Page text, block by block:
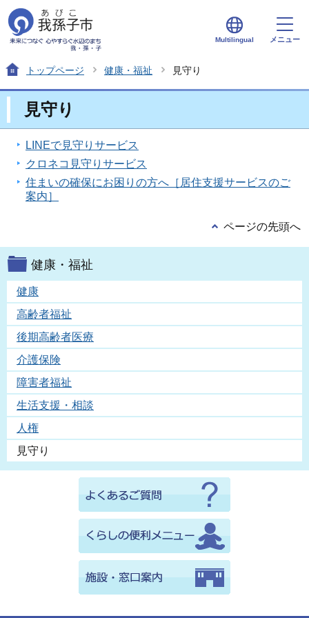
Multilingual メニュー
トップページ 健康・福祉 見守り
見守り
LINEで見守りサービス
クロネコ見守りサービス
住まいの確保にお困りの方へ［居住支援サービスのご
案内］
ページの先頭へ
健康・福祉
健康
高齢者福祉
後期高齢者医療
介護保険
障害者福祉
生活支援・相談
人権
見守り